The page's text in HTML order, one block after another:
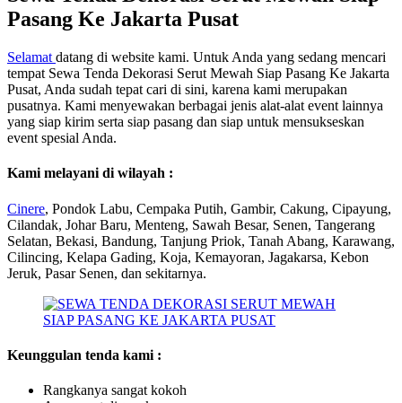
Pasang Ke Jakarta Pusat
Selamat datang di website kami. Untuk Anda yang sedang mencari
tempat Sewa Tenda Dekorasi Serut Mewah Siap Pasang Ke Jakarta
Pusat, Anda sudah tepat cari di sini, karena kami merupakan
pusatnya. Kami menyewakan berbagai jenis alat-alat event lainnya
yang siap kirim serta siap pasang dan siap untuk mensukseskan
event spesial Anda.
Kami melayani di wilayah :
Cinere, Pondok Labu, Cempaka Putih, Gambir, Cakung, Cipayung,
Cilandak, Johar Baru, Menteng, Sawah Besar, Senen, Tangerang
Selatan, Bekasi, Bandung, Tanjung Priok, Tanah Abang, Karawang,
Cilincing, Kelapa Gading, Koja, Kemayoran, Jagakarsa, Kebon
Jeruk, Pasar Senen, dan sekitarnya.
Keunggulan tenda kami :
Rangkanya sangat kokoh